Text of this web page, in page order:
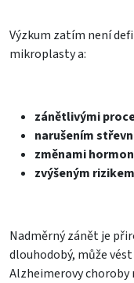
Výzkum zatím není
mikroplasty a:
zánětlivými
narušením
změnami
zvýšeným
Nadměrný zánět je
dlouhodobý, může
Alzheimerovy choroby